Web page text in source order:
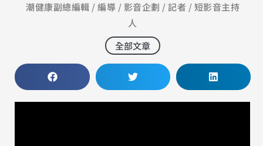
潮健康副總編輯 / 編導 / 影音企劃 / 記者 / 短影音主持
人
全部文章